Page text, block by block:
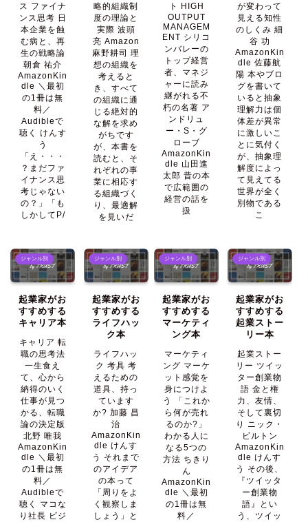
ス ファイナ
ンス思考 日
本企業を蝕
む病と、再
生の戦略論
朝倉 祐介
AmazonKin
dle ＼最初
の1冊は無
料／
Audibleで
聴く けんす
う
「え・・・
？まだファ
イナンス思
考じゃない
の？」「も
しかしてP/
略的組織制
度の理論と
実際 波頭
亮 Amazon
麻野耕司 理
想の組織を
考えると
き、すべて
の組織に通
じる絶対的
な解を求め
がちです
が、本書を
読むと、そ
れぞれの事
業に相応す
る組織づく
り、最適解
を見いだ
ト HIGH
OUTPUT
MANAGEM
ENT シリコ
ンバレーの
トップ経営
者、マネジ
ャーに読み
継がれる不
朽の名著 ア
ンドリュ
ー・S・グ
ローブ
AmazonKin
dle 山田進
太郎 昔の本
で広範囲の
経営の話を
扱
が変わって
見える知性
のしくみ 細
谷 功
AmazonKin
dle 佐藤航
陽 本やブロ
グを書いて
いると抽象
理解力は個
体差が異常
に激しいこ
とに気付く
が、抽象理
解度によっ
て見えてる
世界が全く
別物である
こ
ジャンル別
起業家がお
すすめする
キャリア本
キャリア 転
職の思考法
一生食え
て、心から
納得のいく
仕事が見つ
かる、転職
論の決定版
北野 唯我
AmazonKin
dle ＼最初
の1冊は無
料／
Audibleで
聴く マコな
り社長 ビジ
ジャンル別
起業家がお
すすめする
ライフハッ
ク本
ライフハッ
ク 考具 考
えるための
道具、持っ
ています
か? 加藤 昌
治
AmazonKin
dle けんす
う それまで
のアイデア
の本って
「周りをよ
く観察しま
しょう」と
ジャンル別
起業家がお
すすめする
マーケティ
ング本
マーケティ
ング マーケ
ット感覚を
身につけよ
う 「これか
ら何が売れ
るのか?」
わかる人に
なる5つの
方法 ちきり
ん
AmazonKin
dle ＼最初
の1冊は無
料／
ジャンル別
起業家がお
すすめする
起業ストー
リー本
起業ストー
リー ツイッ
ター創業物
語 金と権
力、友情、
そして裏切
り ニック・
ビルトン
AmazonKin
dle けんす
う その後、
『ツイッタ
ー創業物
語』とい
う、ツイッ